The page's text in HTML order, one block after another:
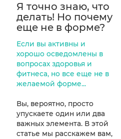
Я точно знаю, что
делать! Но почему
еще не в форме?
Если вы активны и
хорошо осведомлены в
вопросах здоровья и
фитнеса, но все еще не в
желаемой форме...
Вы, вероятно, просто
упускаете один или два
важных элемента. В этой
статье мы расскажем вам,